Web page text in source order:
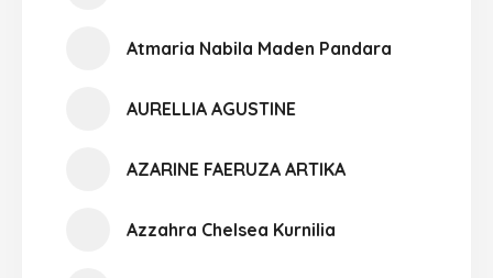
Atmaria Nabila Maden Pandara
AURELLIA AGUSTINE
AZARINE FAERUZA ARTIKA
Azzahra Chelsea Kurnilia